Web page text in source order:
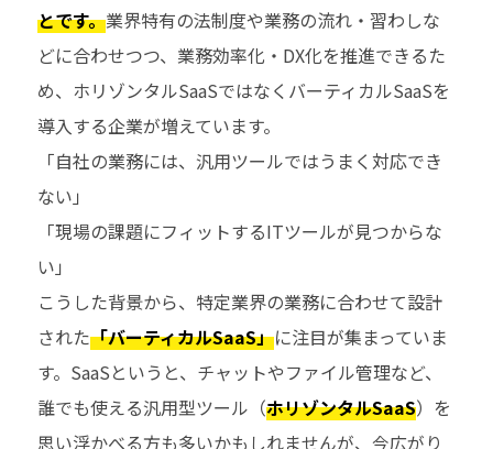
とです。業界特有の法制度や業務の流れ・習わしな
どに合わせつつ、業務効率化・DX化を推進できるた
め、ホリゾンタルSaaSではなくバーティカルSaaSを
導入する企業が増えています。
「自社の業務には、汎用ツールではうまく対応でき
ない」
「現場の課題にフィットするITツールが見つからな
い」
こうした背景から、特定業界の業務に合わせて設計
された「バーティカルSaaS」に注目が集まっていま
す。SaaSというと、チャットやファイル管理など、
誰でも使える汎用型ツール（ホリゾンタルSaaS）を
思い浮かべる方も多いかもしれませんが、今広がり